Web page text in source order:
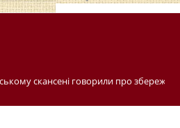
скансені говорили про